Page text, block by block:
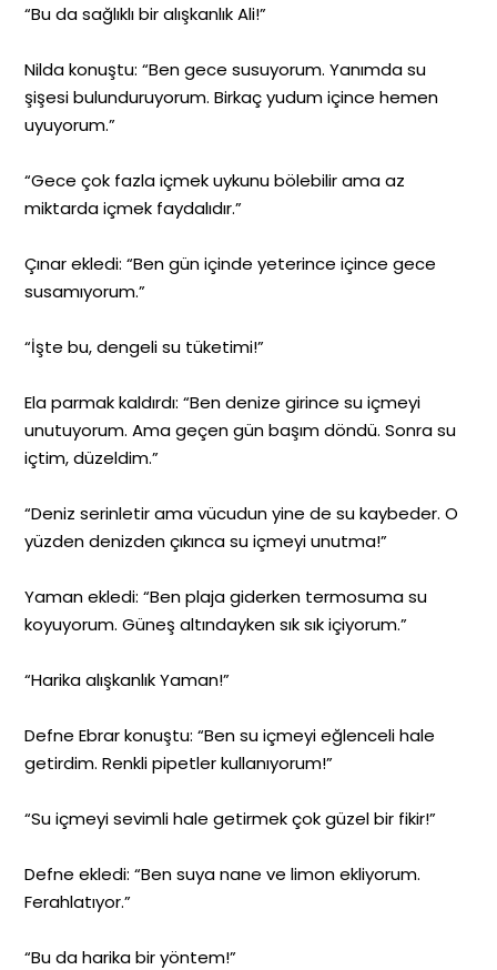
“Bu da sağlıklı bir alışkanlık Ali!”
Nilda konuştu: “Ben gece susuyorum. Yanımda su
şişesi bulunduruyorum. Birkaç yudum içince hemen
uyuyorum.”
“Gece çok fazla içmek uykunu bölebilir ama az
miktarda içmek faydalıdır.”
Çınar ekledi: “Ben gün içinde yeterince içince gece
susamıyorum.”
“İşte bu, dengeli su tüketimi!”
Ela parmak kaldırdı: “Ben denize girince su içmeyi
unutuyorum. Ama geçen gün başım döndü. Sonra su
içtim, düzeldim.”
“Deniz serinletir ama vücudun yine de su kaybeder. O
yüzden denizden çıkınca su içmeyi unutma!”
Yaman ekledi: “Ben plaja giderken termosuma su
koyuyorum. Güneş altındayken sık sık içiyorum.”
“Harika alışkanlık Yaman!”
Defne Ebrar konuştu: “Ben su içmeyi eğlenceli hale
getirdim. Renkli pipetler kullanıyorum!”
“Su içmeyi sevimli hale getirmek çok güzel bir fikir!”
Defne ekledi: “Ben suya nane ve limon ekliyorum.
Ferahlatıyor.”
“Bu da harika bir yöntem!”